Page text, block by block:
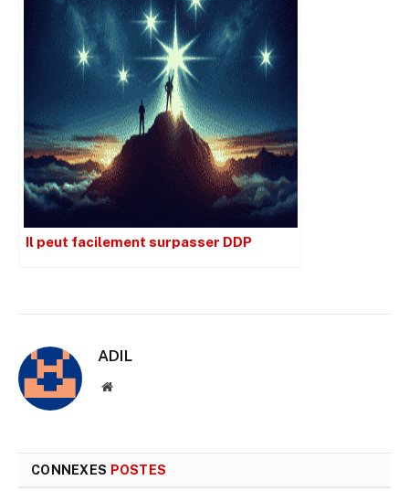
Il peut facilement surpasser DDP
ADIL
Site
CONNEXES POSTES